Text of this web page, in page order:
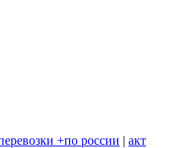
+по россии | акт